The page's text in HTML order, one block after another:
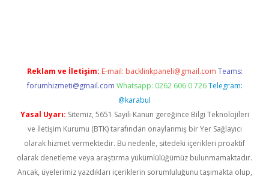
Reklam ve İletişim: E-mail: backlinkpaneli@gmail.com Teams:
forumhizmeti@gmail.com Whatsapp: 0262 606 0 726 Telegram:
@karabul
Yasal Uyarı: Sitemiz, 5651 Sayılı Kanun gereğince Bilgi Teknolojileri
ve İletişim Kurumu (BTK) tarafından onaylanmış bir Yer Sağlayıcı
olarak hizmet vermektedir. Bu nedenle, sitedeki içerikleri proaktif
olarak denetleme veya araştırma yükümlülüğümüz bulunmamaktadır.
Ancak, üyelerimiz yazdıkları içeriklerin sorumluluğunu taşımakta olup,